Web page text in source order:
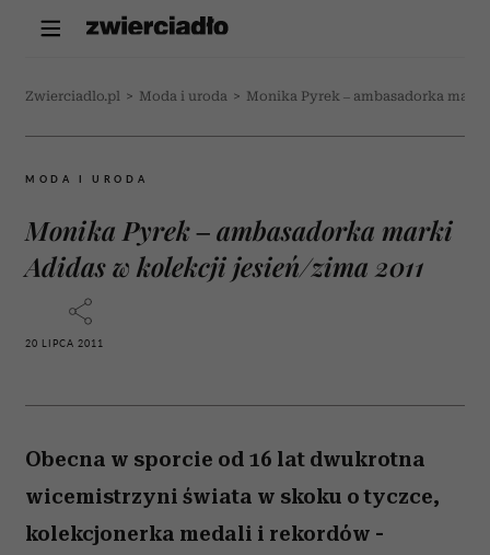
Zwierciadlo.pl > Moda i uroda > Monika Pyrek – ambasadorka
MODA I URODA
Monika Pyrek – ambasadorka marki
Adidas w kolekcji jesień/zima 2011
20 LIPCA 2011
Obecna w sporcie od 16 lat dwukrotna
wicemistrzyni świata w skoku o tyczce,
kolekcjonerka medali i rekordów -